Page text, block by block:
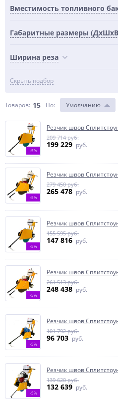
Вместимость топливного
Габаритные размеры
Ширина реза
Скрыть подбор
Товаров: 15 По: Умолчанию
-5%
Резчик швов
199 229 руб.
209 714 руб.
-5%
Резчик швов
265 478 руб.
279 450 руб.
-5%
Резчик швов
147 816 руб.
155 595 руб.
-5%
Резчик швов
248 438 руб.
261 513 руб.
-5%
Резчик швов
96 703 руб.
101 792 руб.
-5%
Резчик швов
132 639 руб.
139 620 руб.